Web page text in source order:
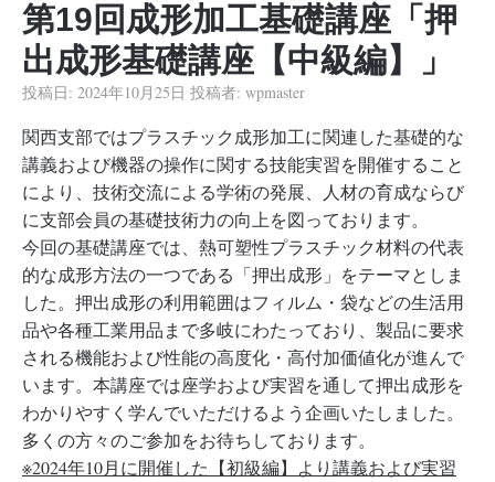
第19回成形加工基礎講座「押
出成形基礎講座【中級編】」
投稿日: 2024年10月25日 投稿者: wpmaster
関西支部ではプラスチック成形加工に関連した基礎的な
講義および機器の操作に関する技能実習を開催すること
により、技術交流による学術の発展、人材の育成ならび
に支部会員の基礎技術力の向上を図っております。
今回の基礎講座では、熱可塑性プラスチック材料の代表
的な成形方法の一つである「押出成形」をテーマとしま
した。押出成形の利用範囲はフィルム・袋などの生活用
品や各種工業用品まで多岐にわたっており、製品に要求
される機能および性能の高度化・高付加価値化が進んで
います。本講座では座学および実習を通して押出成形を
わかりやすく学んでいただけるよう企画いたしました。
多くの方々のご参加をお待ちしております。
※2024年10月に開催した【初級編】より講義および実習